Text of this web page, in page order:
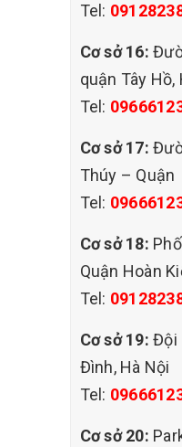
Tel:
Cơ sở 16:
quận Tây Hồ,
Tel:
Cơ sở 17:
Thúy – Quận
Tel:
Cơ sở 18:
Quận Hoàn
Tel:
Cơ sở 19: Đội
Đình, Hà Nội
Tel:
Cơ sở 20: